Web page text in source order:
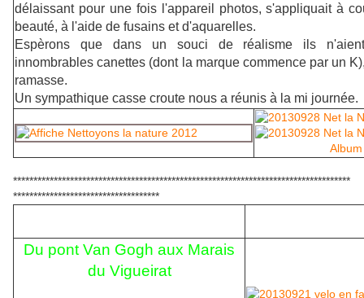
délaissant pour une fois l'appareil photos, s'appliquait à
beauté, à l'aide de fusains et d'aquarelles.
Espèrons que dans un souci de réalisme ils
innombrables canettes (dont la marque commence par un
ramasse.
Un sympathique casse croute nous a réunis à la mi journée.
***********************************************************************************
************************************
Du pont Van Gogh aux Marais
du Vigueirat